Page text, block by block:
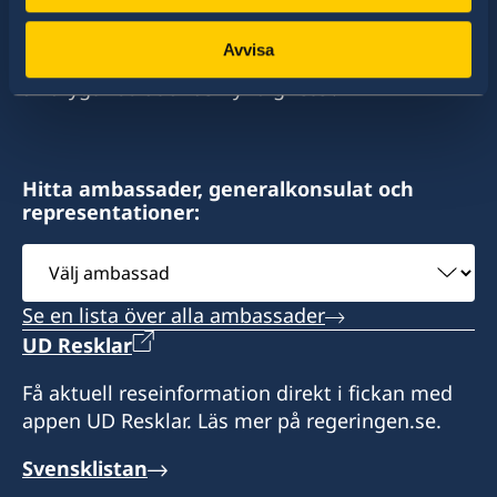
Avvisa
av dessa stater har Sverige ambassader och
konsulat. Sveriges utrikesrepresentation består
av drygt 100 utlandsmyndigheter.
Hitta ambassader, generalkonsulat och
representationer:
ambassad
Se en lista över alla ambassader
UD Resklar
Få aktuell reseinformation direkt i fickan med
appen UD Resklar. Läs mer på regeringen.se.
Svensklistan